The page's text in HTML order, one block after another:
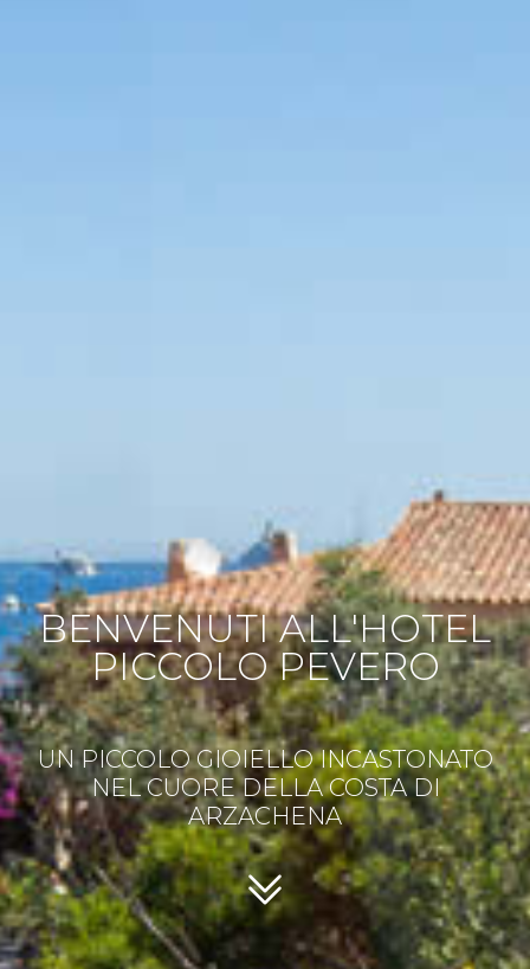
BENVENUTI ALL'HOTEL
PICCOLO PEVERO
UN PICCOLO GIOIELLO INCASTONATO
NEL CUORE DELLA COSTA DI
ARZACHENA